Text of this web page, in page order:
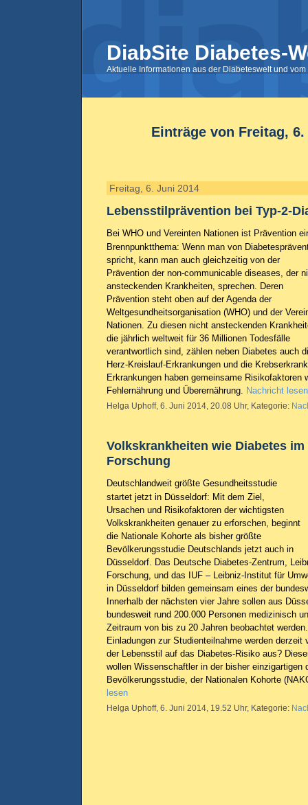
DiabSite Diabetes-
Aktuelle Informationen aus der Diabeteswelt und
Einträge von Freitag, 6.
Freitag, 6. Juni 2014
Lebensstilprävention bei Typ-2-
Bei WHO und Vereinten Nationen ist Prävention
Brennpunktthema: Wenn man von
spricht, kann man auch gleichzeitig von der
Prävention der non-communicable diseases, der
ansteckenden Krankheiten, sprechen. Deren
Prävention steht oben auf der Agenda der
Weltgesundheitsorganisation (WHO) und der
Nationen. Zu diesen nicht ansteckenden
die jährlich weltweit für 36 Millionen Todesfälle
verantwortlich sind, zählen neben Diabetes auch
Herz-Kreislauf-Erkrankungen und die
Erkrankungen haben gemeinsame Risikofaktoren
Fehlernährung und Überernährung. Nachricht lesen
Helga Uphoff, 6. Juni 2014, 20.08 Uhr, Kategorie:
Volkskrankheiten wie Diabetes
Forschung
Deutschlandweit größte Gesundheitsstudie
startet jetzt in Düsseldorf: Mit dem Ziel,
Ursachen und Risikofaktoren der wichtigsten
Volkskrankheiten genauer zu erforschen, beginnt
die Nationale Kohorte als bisher größte
Bevölkerungsstudie Deutschlands jetzt auch in
Düsseldorf. Das Deutsche Diabetes-Zentrum,
Forschung, und das IUF – Leibniz-Institut für
in Düsseldorf bilden gemeinsam eines der
Innerhalb der nächsten vier Jahre sollen aus
bundesweit rund 200.000 Personen medizinisch
Zeitraum von bis zu 20 Jahren beobachtet
Einladungen zur Studienteilnahme werden
der Lebensstil auf das Diabetes-Risiko aus?
wollen Wissenschaftler in der bisher einzigartigen
Bevölkerungsstudie, der Nationalen Kohorte
lesen
Helga Uphoff, 6. Juni 2014, 19.52 Uhr, Kategorie: